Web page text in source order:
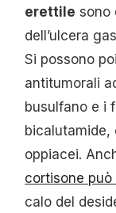
erettile sono
dell’ulcera
Si possono
antitumorali
busulfano e i
bicalutamide,
oppiacei.
cortisone
calo del